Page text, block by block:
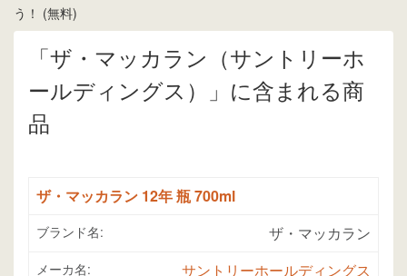
う！ (無料)
「ザ・マッカラン（サントリーホ
ールディングス）」に含まれる商
品
ザ・マッカラン 12年 瓶 700ml
ブランド名: ザ・マッカラン
メーカ名: サントリーホールディングス